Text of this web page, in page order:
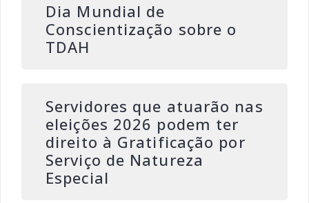
Dia Mundial de
Conscientização sobre o
TDAH
Servidores que atuarão nas
eleições 2026 podem ter
direito à Gratificação por
Serviço de Natureza
Especial